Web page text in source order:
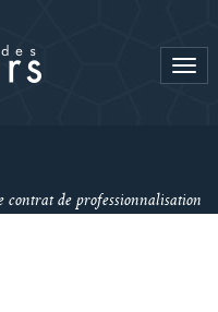
contrat de professionnalisation